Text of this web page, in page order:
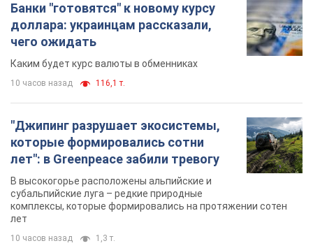
Банки "готовятся" к новому курсу
доллара: украинцам рассказали,
чего ожидать
Каким будет курс валюты в обменниках
10 часов назад 116,1 т.
"Джипинг разрушает экосистемы,
которые формировались сотни
лет": в Greenpeace забили тревогу
В высокогорье расположены альпийские и
субальпийские луга – редкие природные
комплексы, которые формировались на протяжении сотен
лет
10 часов назад 1,3 т.